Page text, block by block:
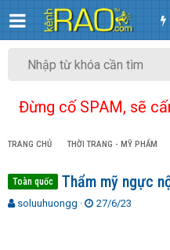
Đừng cố SPAM, sẽ
TRANG CHỦ THỜI TRANG - MỸ PHẨM
Toàn quốc Thẩm mỹ ngực
T
soluuhuongg
N
27/6/23